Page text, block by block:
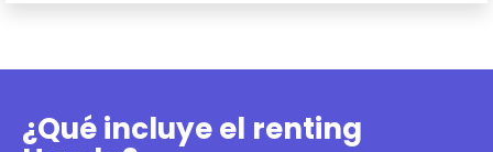
¿Qué incluye el renting